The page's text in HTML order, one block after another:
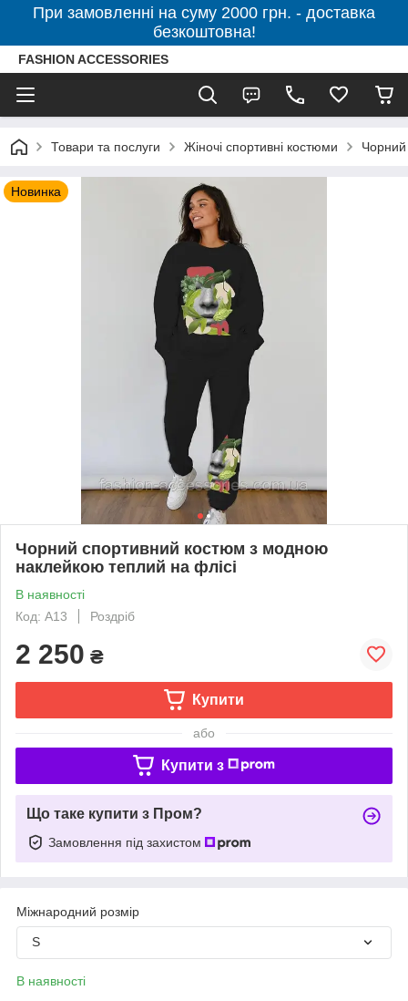
При замовленні на суму 2000 грн. - доставка
безкоштовна!
FASHION ACCESSORIES
Товари та послуги Жіночі спортивні костюми
Новинка
Чорний спортивний костюм з модною
наклейкою теплий на флісі
В наявності
Код: A13
Роздріб
2 250 ₴
Купити
або
Купити з
Що таке купити з Пром?
Замовлення під захистом
Міжнародний розмір
S
В наявності